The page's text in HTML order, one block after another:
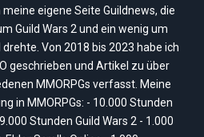
eigene Seite Guildnews, die
Guild Wars 2 und ein wenig um
drehte. Von 2018 bis 2023 habe ich
geschrieben und Artikel zu über
MMORPGs verfasst. Meine
in MMORPGs: - 10.000 Stunden
Stunden Guild Wars 2 - 1.000